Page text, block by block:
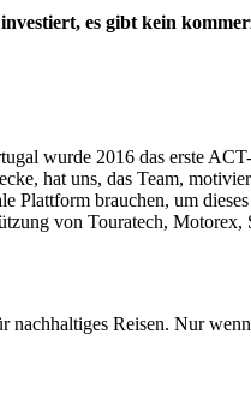
es gibt kein
wurde 2016 das erste
hat uns, das Team,
Plattform brauchen, um
von Touratech,
Reisen. Nur